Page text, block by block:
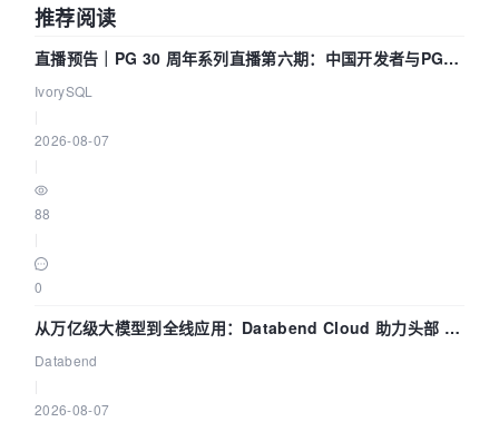
推荐阅读
直播预告｜PG 30 周年系列直播第六期：中国开发者与PG内
核——我们改得动吗？我们贡献了什么？
IvorySQL
2026-08-07
88
0
从万亿级大模型到全线应用：Databend Cloud 助力头部 AI
企业构建全链路 Trace 数据管道
Databend
2026-08-07